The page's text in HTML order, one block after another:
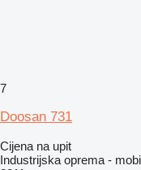
7
Doosan 731
Cijena na upit
Industrijska oprema -